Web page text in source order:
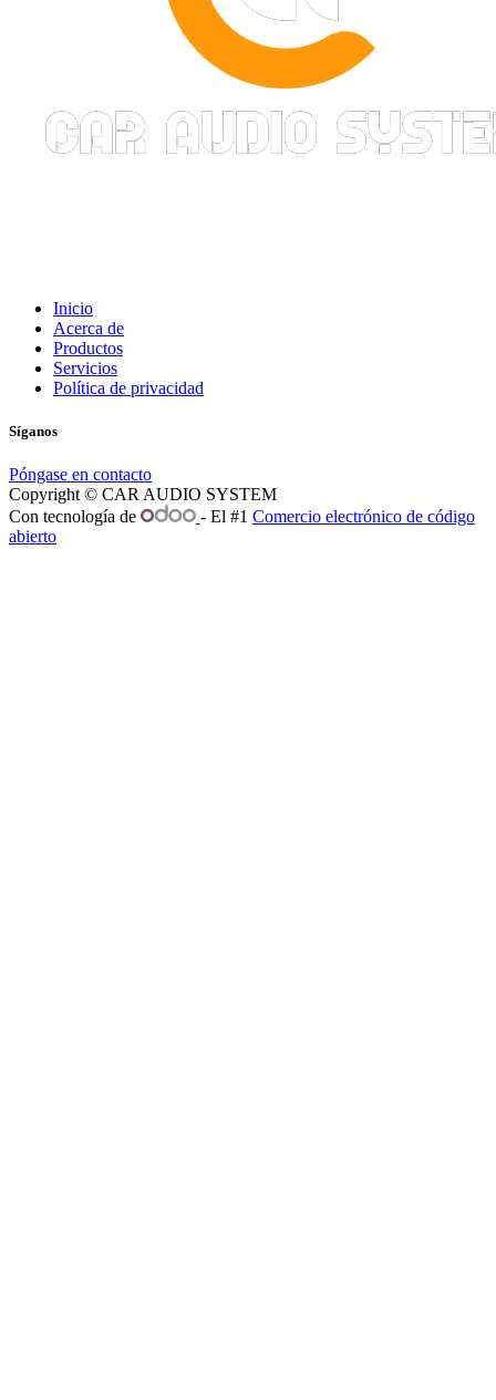
Inicio
Acerca de
Productos
Servicios
Política de privacidad
Síganos
Póngase en contacto
Copyright © CAR AUDIO SYSTEM
Con tecnología de
- El #1 Comercio electrónico de código
abierto